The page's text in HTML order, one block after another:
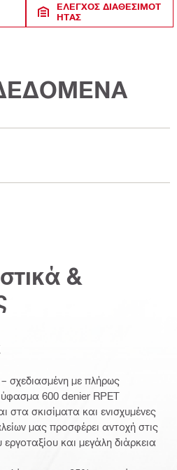
ΈΛΕΓΧΟΣ ΔΙΑΘΕΣΙΜΌΤ
ΗΤΑΣ
&
– σχεδιασμένη με πλήρως
ύφασμα 600 denier RPET
στα σκισίματα και ενισχυμένες
μας προσφέρει αντοχή στις
και μεγάλη διάρκεια